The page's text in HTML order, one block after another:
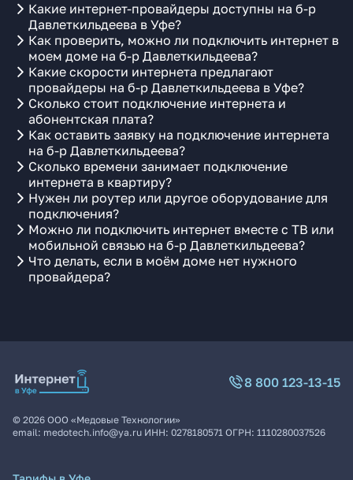
Какие интернет-провайдеры доступны на б-р
Давлеткильдеева в Уфе?
Как проверить, можно ли подключить интернет в
моем доме на б-р Давлеткильдеева?
Какие скорости интернета предлагают
провайдеры на б-р Давлеткильдеева в Уфе?
Сколько стоит подключение интернета и
абонентская плата?
Как оставить заявку на подключение интернета
на б-р Давлеткильдеева?
Сколько времени занимает подключение
интернета в квартиру?
Нужен ли роутер или другое оборудование для
подключения?
Можно ли подключить интернет вместе с ТВ или
мобильной связью на б-р Давлеткильдеева?
Что делать, если в моём доме нет нужного
провайдера?
8 800 123-13-15
© 2026 ООО «Медовые Технологии»
email: medotech.info@ya.ru ИНН: 0278180571 ОГРН: 1110280037526